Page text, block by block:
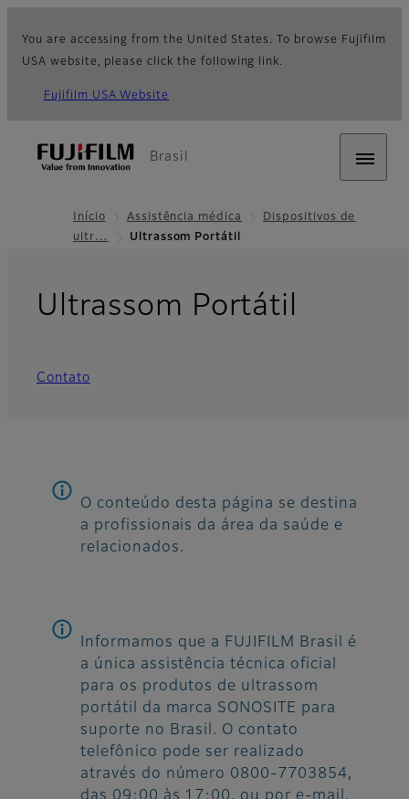
You are accessing from the United States. To browse Fujifilm
USA website, please click the following link.
Fujifilm USA Website
Brasil
Início Assistência médica
Dispositivos de
ultr…
Ultrassom Portátil
Ultrassom Portátil
Contato
O conteúdo desta página se destina
a profissionais da área da saúde e
relacionados.
Informamos que a FUJIFILM Brasil é
a única assistência técnica oficial
para os produtos de ultrassom
portátil da marca SONOSITE para
suporte no Brasil. O contato
telefônico pode ser realizado
através do número 0800-7703854,